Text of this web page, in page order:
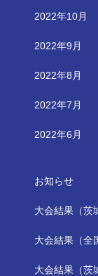
2022年10月
2022年9月
2022年8月
2022年7月
2022年6月
お知らせ
大会結果（茨
大会結果（全
大会結果（茨